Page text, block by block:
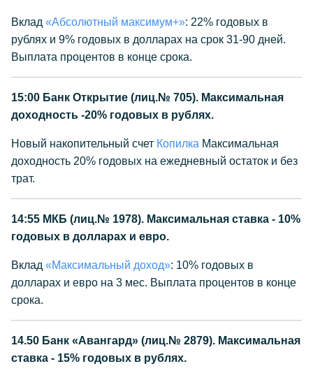
Вклад «Абсолютный максимум+»: 22% годовых в
рублях и 9% годовых в долларах на срок 31-90 дней.
Выплата процентов в конце срока.
15:00 Банк Открытие (лиц.№ 705). Максимальная
доходность -20% годовых в рублях.
Новый накопительный счет Копилка Максимальная
доходность 20% годовых на ежедневный остаток и без
трат.
14:55 МКБ (лиц.№ 1978). Максимальная ставка - 10%
годовых в долларах и евро.
Вклад «Максимальный доход»: 10% годовых в
долларах и евро на 3 мес. Выплата процентов в конце
срока.
14.50 Банк «Авангард» (лиц.№ 2879). Максимальная
ставка - 15% годовых в рублях.